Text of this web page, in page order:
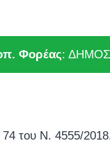
Φορέας: ΔΗΜΟΣ
του Ν. 4555/